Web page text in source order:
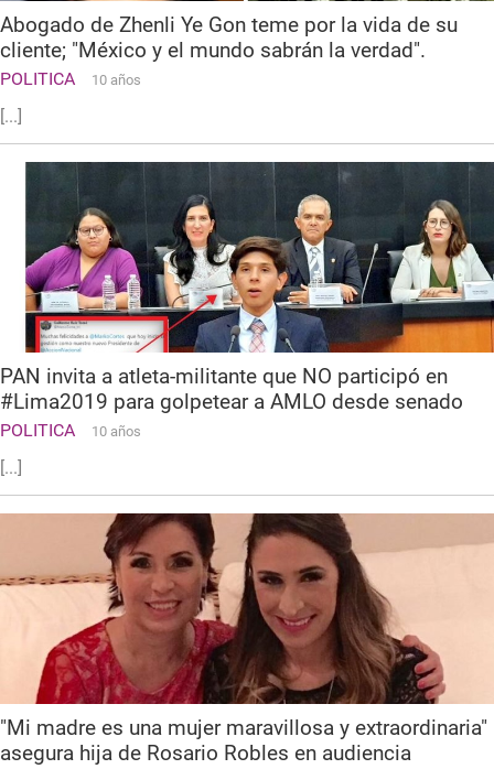
Abogado de Zhenli Ye Gon teme por la vida de su
cliente; "México y el mundo sabrán la verdad".
POLITICA 10 años
[...]
PAN invita a atleta-militante que NO participó en
#Lima2019 para golpetear a AMLO desde senado
POLITICA 10 años
[...]
"Mi madre es una mujer maravillosa y extraordinaria"
asegura hija de Rosario Robles en audiencia